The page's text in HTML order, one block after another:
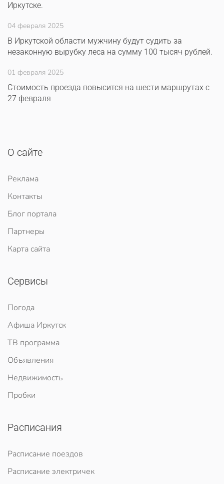
Иркутске.
04 февраля 2025
В Иркутской области мужчину будут судить за
незаконную вырубку леса на сумму 100 тысяч рублей.
01 февраля 2025
Стоимость проезда повысится на шести маршрутах с
27 февраля
О сайте
Реклама
Контакты
Блог портала
Партнеры
Карта сайта
Сервисы
Погода
Афиша Иркутск
ТВ программа
Объявления
Недвижимость
Пробки
Расписания
Расписание поездов
Расписание электричек